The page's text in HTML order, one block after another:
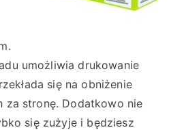
umożliwia drukowanie
się na obniżenie
za stronę. Dodatkowo nie
się zużyje i będziesz